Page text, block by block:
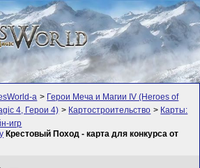
а > Герои Меча и Магии IV (Heroes of
4, Герои 4) > Картостроительство > Карты:
игр
Крестовый Поход - карта для конкурса от